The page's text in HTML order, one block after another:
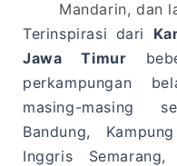
Mandarin, dan
Terinspirasi dari
Jawa Timur
perkampungan
masing-masing
Bandung,
Inggris